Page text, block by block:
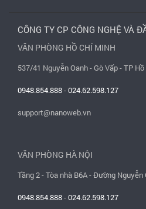
CÔNG TY CP CÔNG NGHỆ VÀ
VĂN PHÒNG HỒ CHÍ MINH
537/41 Nguyễn Oanh - Gò Vấp - TP
0948.854.888-024.62.598.127
support@nanoweb.vn
VĂN PHÒNG HÀ NỘI
Tầng 2 - Tòa nhà B6A - Đường
0948.854.888-024.62.598.127